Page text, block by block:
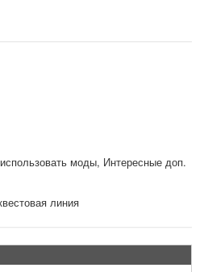
моды, Интересные доп.
линия